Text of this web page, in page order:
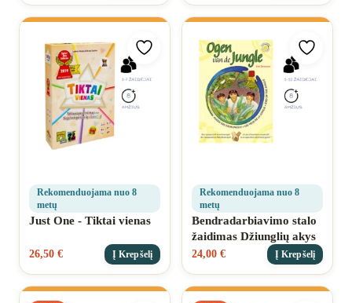
Pridėti prie mėgstamiausių
Rekomenduojama nuo 8
metų
Just One - Tiktai vienas
26,50 € Į Krepšelį
Pridėti
Rekomenduojama nuo 8
metų
Bendradarbiavimo stalo
žaidimas Džiunglių akys
24,00 € Į Krepšelį